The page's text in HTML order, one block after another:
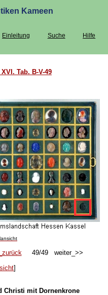
Kameen
Einleitung Suche Hilfe
XVI. Tab. B-V-49
49/49 weiter_>>
]
Christi mit Dornenkrone